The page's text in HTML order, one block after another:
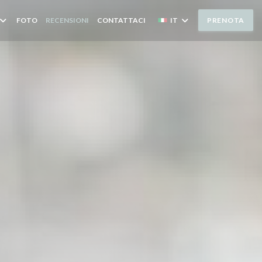
FOTO RECENSIONI CONTATTACI IT PRENOTA